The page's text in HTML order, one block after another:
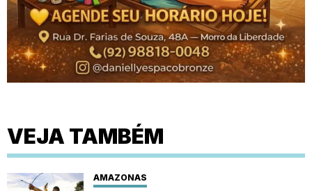
VEJA TAMBÉM
AMAZONAS